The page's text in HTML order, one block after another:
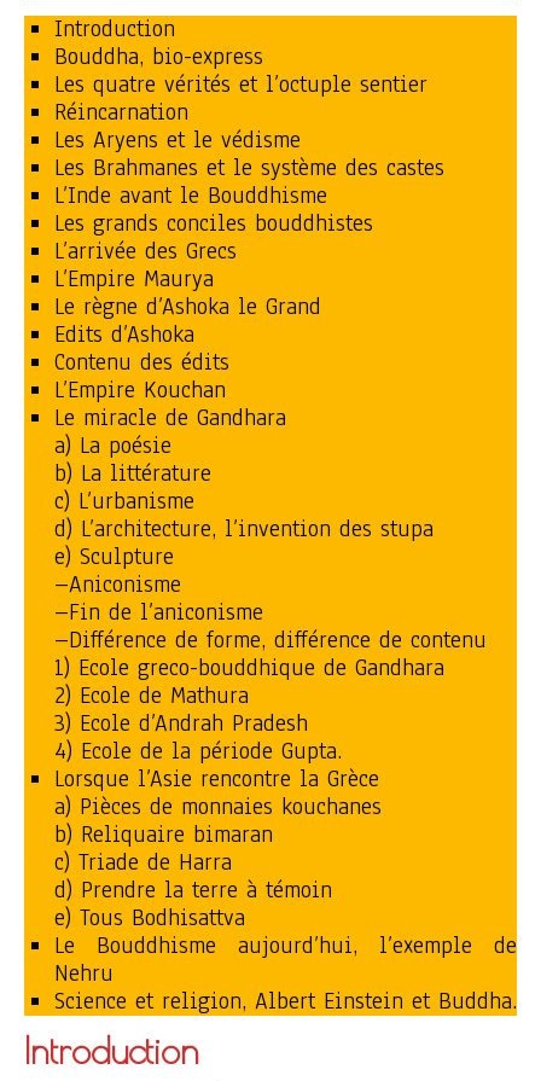
Introduction
Bouddha, bio-express
Les quatre vérités et l’octuple sentier
Réincarnation
Les Aryens et le védisme
Les Brahmanes et le système des castes
L’Inde avant le Bouddhisme
Les grands conciles bouddhistes
L’arrivée des Grecs
L’Empire Maurya
Le règne d’Ashoka le Grand
Edits d’Ashoka
Contenu des édits
L’Empire Kouchan
Le miracle de Gandhara
a) La poésie
b) La littérature
c) L’urbanisme
d) L’architecture, l’invention des stupa
e) Sculpture
–Aniconisme
–Fin de l’aniconisme
–Différence de forme, différence de contenu
1) Ecole greco-bouddhique de Gandhara
2) Ecole de Mathura
3) Ecole d’Andrah Pradesh
4) Ecole de la période Gupta.
Lorsque l’Asie rencontre la Grèce
a) Pièces de monnaies kouchanes
b) Reliquaire bimaran
c) Triade de Harra
d) Prendre la terre à témoin
e) Tous Bodhisattva
Le Bouddhisme aujourd’hui, l’exemple de
Nehru
Science et religion, Albert Einstein et Buddha.
Introduction